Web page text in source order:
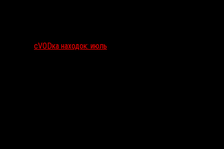
сVODка находок: июль